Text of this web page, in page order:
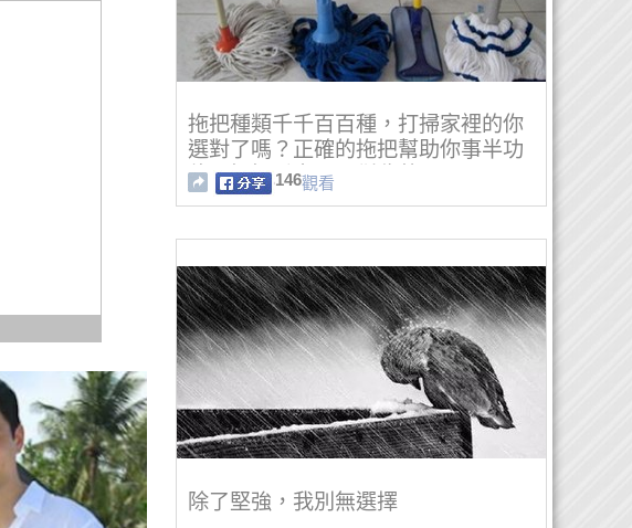
拖把種類千千百百種，打掃家裡的你
選對了嗎？正確的拖把幫助你事半功
倍，好好看完！果斷收藏
146觀看
除了堅強，我別無選擇